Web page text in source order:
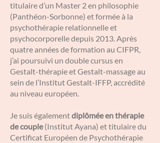
titulaire d’un Master 2 en philosophie
(Panthéon-Sorbonne) et formée à la
psychothérapie relationnelle et
psychocorporelle depuis 2013. Après
quatre années de formation au CIFPR,
j’ai poursuivi un double cursus en
Gestalt-thérapie et Gestalt-massage au
sein de l’Institut Gestalt-IFFP, accrédité
au niveau européen.
Je suis égalementdiplômée en thérapie
de couple(Institut Ayana) et titulaire du
Certificat Européen de Psychothérapie